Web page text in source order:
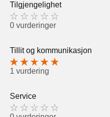
Tilgjengelighet
0 vurderinger
Tillit og kommunikasjon
1 vurdering
Service